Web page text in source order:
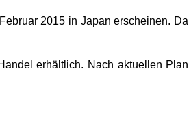
2015 in Japan erscheinen.
erhältlich. Nach aktuellen